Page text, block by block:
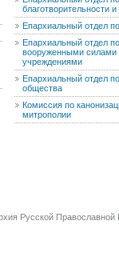
благотворительности
Епархиальный отдел
Епархиальный отдел
вооруженными силами
учреждениями
Епархиальный отдел
общества
Комиссия по
митрополии
Русской